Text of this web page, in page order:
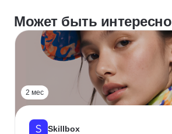
Может быть интересно
2 мес
Skillbox